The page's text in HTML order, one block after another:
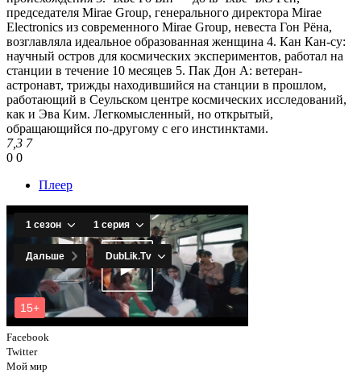
председателя Mirae Group, генерального директора Mirae
Electronics из современного Mirae Group, невеста Гон Рёна,
возглавляла идеальное образованная женщина 4. Кан Кан-су:
научный остров для космических экспериментов, работал на
станции в течение 10 месяцев 5. Пак Дон А: ветеран-
астронавт, трижды находившийся на станции в прошлом,
работающий в Сеульском центре космических исследований,
как и Эва Ким. Легкомысленный, но открытый,
обращающийся по-другому с его инстинктами.
7,3 7
0 0
Плеер
Facebook
Twitter
Мой мир